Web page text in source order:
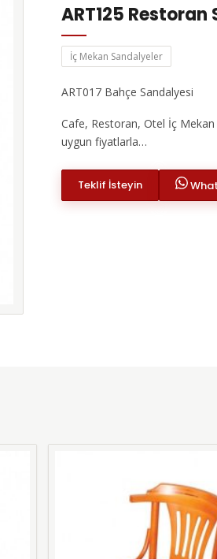
ART125
İç Mekan Sandalyeler
ART017 Bahçe Sandalyesi
Cafe, Restoran, Otel İç
uygun fiyatlarla…
Teklif İsteyin